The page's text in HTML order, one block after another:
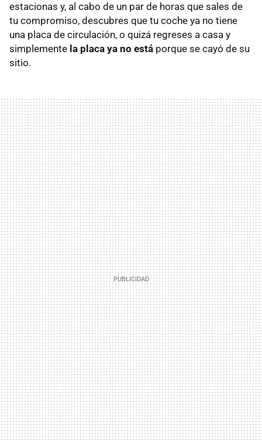
estacionas y, al cabo de un par de horas que sales de
tu compromiso, descubres que tu coche ya no tiene
una placa de circulación, o quizá regreses a casa y
simplemente la placa ya no está porque se cayó de su
sitio.